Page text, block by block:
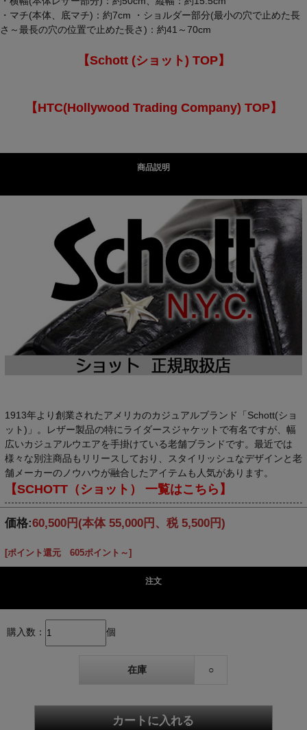
・マチ(本体、底マチ)：約7cm ・ショルダー部分(最小の穴で止めた長
さ～最長の穴の位置で止めた長さ)：約41～70cm
【Schott (ショット) TOP】
【HTC(Hollywood Trading Company) TOP】
商品説明
1913年より創業されたアメリカのカジュアルブランド「Schott(ショ
ット)」。レザー製品の特にライダースジャケットで有名ですが、幅
広いカジュアルウエアを手掛けている老舗ブランドです。最近では
様々な別注商品もリリースしており、スタイリッシュなデザインと老
舗メーカーのノウハウが融合したアイテムも人気があります。
【SCHOTT（ショット） 一覧はこちら】
価格:60,500円 (本体 55,000円、税 5,500円)
[ポイント還元 605ポイント～]
注文
購入数： 個
在庫 ○